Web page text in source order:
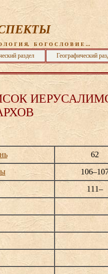
Л О Г И Я,   Б О Г О С Л О В И Е ...
раздел Географический
62
111–